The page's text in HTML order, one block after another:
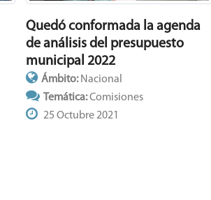
Quedó conformada la agenda
de análisis del presupuesto
municipal 2022
Ámbito:Nacional
Temática:Comisiones
25 Octubre 2021